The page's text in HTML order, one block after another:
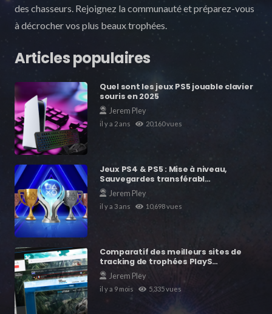
des chasseurs. Rejoignez la communauté et préparez-vous
à décrocher vos plus beaux trophées.
Articles populaires
Quel sont les jeux PS5 jouable clavier
souris en 2025
Jerem Pley
il y a 2 ans 20,160vues
Jeux PS4 & PS5 : Mise à niveau,
Sauvegardes transférabl…
Jerem Pley
il y a 3 ans 10,698vues
Comparatif des meilleurs sites de
tracking de trophées PlayS…
Jerem Pley
il y a 9 mois 5,335vues